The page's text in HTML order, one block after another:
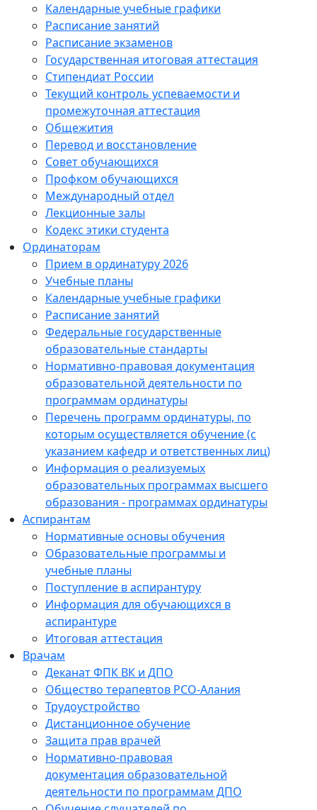
Календарные учебные графики
Расписание занятий
Расписание экзаменов
Государственная итоговая аттестация
Стипендиат России
Текущий контроль успеваемости и
промежуточная аттестация
Общежития
Перевод и восстановление
Совет обучающихся
Профком обучающихся
Международный отдел
Лекционные залы
Кодекс этики студента
Ординаторам
Прием в ординатуру 2026
Учебные планы
Календарные учебные графики
Расписание занятий
Федеральные государственные
образовательные стандарты
Нормативно-правовая документация
образовательной деятельности по
программам ординатуры
Перечень программ ординатуры, по
которым осуществляется обучение (с
указанием кафедр и ответственных лиц)
Информация о реализуемых
образовательных программах высшего
образования - программах ординатуры
Аспирантам
Нормативные основы обучения
Образовательные программы и
учебные планы
Поступление в аспирантуру
Информация для обучающихся в
аспирантуре
Итоговая аттестация
Врачам
Деканат ФПК ВК и ДПО
Общество терапевтов РСО-Алания
Трудоустройство
Дистанционное обучение
Защита прав врачей
Нормативно-правовая
документация образовательной
деятельности по программам ДПО